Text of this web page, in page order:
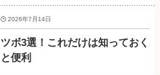
ツボ3選！これだけは知っておく
と便利
2026年7月14日